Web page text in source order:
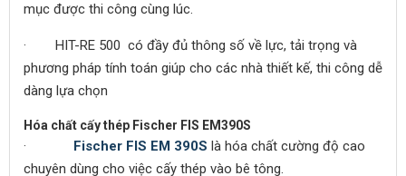
mục được thi công cùng lúc.
· HIT-RE 500 có đầy đủ thông số về lực, tải trọng và
phương pháp tính toán giúp cho các nhà thiết kế, thi công dễ
dàng lựa chọn
Hóa chất cấy thép Fischer FIS EM390S
· Fischer FIS EM 390S là hóa chất cường độ cao
chuyên dùng cho việc cấy thép vào bê tông.